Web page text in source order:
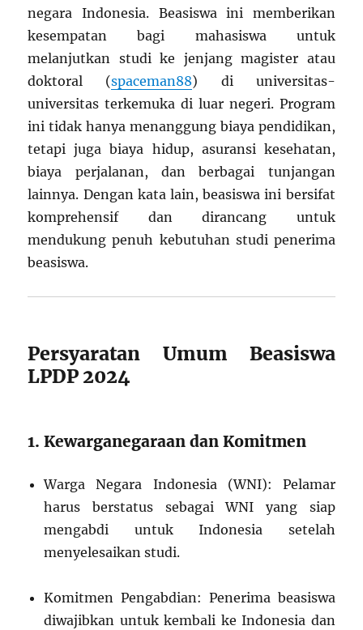
negara Indonesia. Beasiswa ini memberikan
kesempatan bagi mahasiswa untuk
melanjutkan studi ke jenjang magister atau
doktoral (spaceman88) di universitas-
universitas terkemuka di luar negeri. Program
ini tidak hanya menanggung biaya pendidikan,
tetapi juga biaya hidup, asuransi kesehatan,
biaya perjalanan, dan berbagai tunjangan
lainnya. Dengan kata lain, beasiswa ini bersifat
komprehensif dan dirancang untuk
mendukung penuh kebutuhan studi penerima
beasiswa.
Persyaratan Umum Beasiswa
LPDP 2024
1. Kewarganegaraan dan Komitmen
Warga Negara Indonesia (WNI): Pelamar
harus berstatus sebagai WNI yang siap
mengabdi untuk Indonesia setelah
menyelesaikan studi.
Komitmen Pengabdian: Penerima beasiswa
diwajibkan untuk kembali ke Indonesia dan